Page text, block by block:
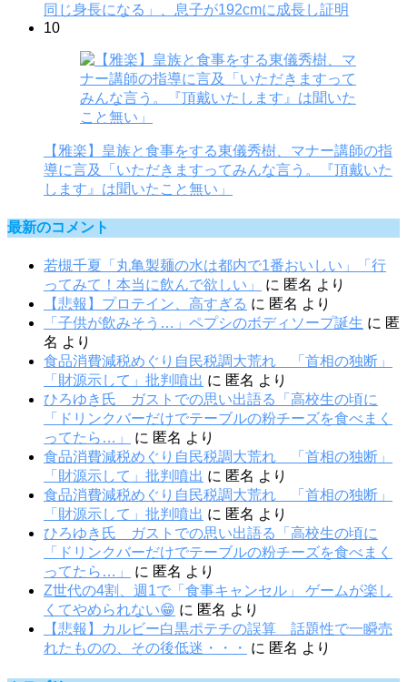
同じ身長になる」、息子が192cmに成長し証明
10
【雅楽】皇族と食事をする東儀秀樹、マナー講師の指
導に言及「いただきますってみんな言う。『頂戴いた
します』は聞いたこと無い」
最新のコメント
若槻千夏「丸亀製麺の水は都内で1番おいしい」「行
ってみて！本当に飲んで欲しい」
に 匿名 より
【悲報】プロテイン、高すぎる に 匿名 より
「子供が飲みそう…」ペプシのボディソープ誕生 に 匿
名 より
食品消費減税めぐり自民税調大荒れ 「首相の独断」
「財源示して」批判噴出 に 匿名 より
ひろゆき氏 ガストでの思い出語る「高校生の頃に
「ドリンクバーだけでテーブルの粉チーズを食べまく
ってたら…」
に 匿名 より
食品消費減税めぐり自民税調大荒れ 「首相の独断」
「財源示して」批判噴出 に 匿名 より
食品消費減税めぐり自民税調大荒れ 「首相の独断」
「財源示して」批判噴出 に 匿名 より
ひろゆき氏 ガストでの思い出語る「高校生の頃に
「ドリンクバーだけでテーブルの粉チーズを食べまく
ってたら…」
に 匿名 より
Z世代の4割、週1で「食事キャンセル」 ゲームが楽し
くてやめられない😁 に 匿名 より
【悲報】カルビー白黒ポテチの誤算 話題性で一瞬売
れたものの、その後低迷・・・
に 匿名 より